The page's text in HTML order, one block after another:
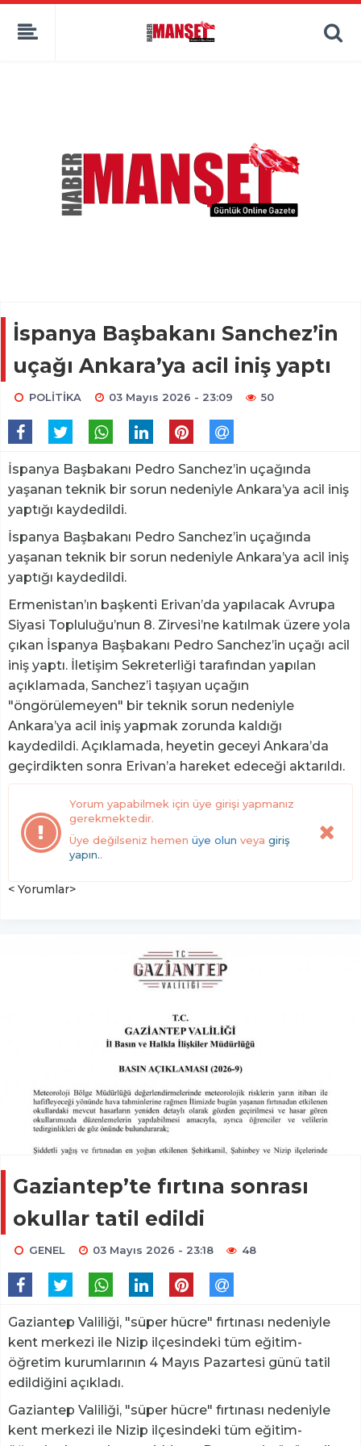
İspanya Başbakanı Sanchez’in
uçağı Ankara’ya acil iniş yaptı
POLİTİKA 03 Mayıs 2026 - 23:09 50
İspanya Başbakanı Pedro Sanchez’in uçağında
yaşanan teknik bir sorun nedeniyle Ankara’ya acil iniş
yaptığı kaydedildi.
İspanya Başbakanı Pedro Sanchez’in uçağında
yaşanan teknik bir sorun nedeniyle Ankara’ya acil iniş
yaptığı kaydedildi.
Ermenistan’ın başkenti Erivan’da yapılacak Avrupa
Siyasi Topluluğu’nun 8. Zirvesi’ne katılmak üzere yola
çıkan İspanya Başbakanı Pedro Sanchez’in uçağı acil
iniş yaptı. İletişim Sekreterliği tarafından yapılan
açıklamada, Sanchez’i taşıyan uçağın
"öngörülemeyen" bir teknik sorun nedeniyle
Ankara’ya acil iniş yapmak zorunda kaldığı
kaydedildi. Açıklamada, heyetin geceyi Ankara’da
geçirdikten sonra Erivan’a hareket edeceği aktarıldı.
Yorum yapabilmek için üye girişi yapmanız
gerekmektedir.
Üye değilseniz hemen üye olun veya giriş
yapın..
< Yorumlar>
Gaziantep’te fırtına sonrası
okullar tatil edildi
GENEL 03 Mayıs 2026 - 23:18 48
Gaziantep Valiliği, "süper hücre" fırtınası nedeniyle
kent merkezi ile Nizip ilçesindeki tüm eğitim-
öğretim kurumlarının 4 Mayıs Pazartesi günü tatil
edildiğini açıkladı.
Gaziantep Valiliği, "süper hücre" fırtınası nedeniyle
kent merkezi ile Nizip ilçesindeki tüm eğitim-